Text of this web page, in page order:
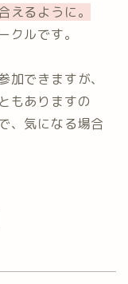
えるように。
クルです。
できますが、
もありますの
、気になる場合